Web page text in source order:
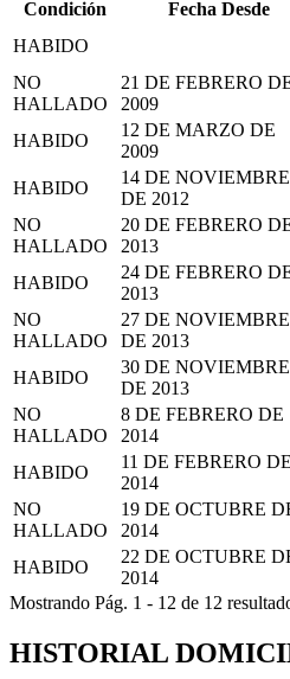
Condición Fecha Desde
HABIDO
NO
HALLADO
21 DE FEBRERO
2009
HABIDO
12 DE MARZO DE
2009
HABIDO
14 DE NOVIEMBRE
DE 2012
NO
HALLADO
20 DE FEBRERO
2013
HABIDO
24 DE FEBRERO
2013
NO
HALLADO
27 DE NOVIEMBRE
DE 2013
HABIDO
30 DE NOVIEMBRE
DE 2013
NO
HALLADO
8 DE FEBRERO DE
2014
HABIDO
11 DE FEBRERO DE
2014
NO
HALLADO
19 DE OCTUBRE
2014
HABIDO
22 DE OCTUBRE
2014
Mostrando Pág. 1 - 12 de 12
HISTORIAL